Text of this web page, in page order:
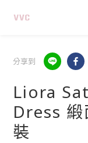
分享到
Liora
Dress 緞
裝